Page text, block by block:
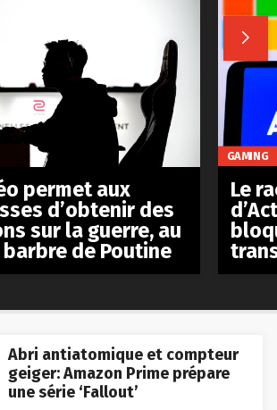
Abri antiatomique et compteur
geiger: Amazon Prime prépare
une série ‘Fallout’

permet aux
d’obtenir des
sur la guerre, au
de Poutine
GAMING
Le